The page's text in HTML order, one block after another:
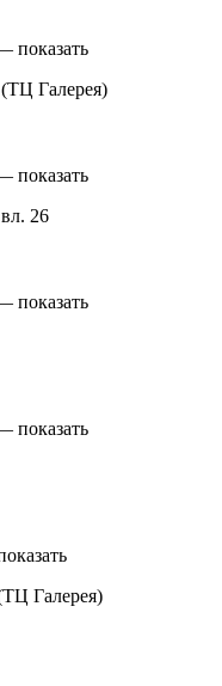
показать
Галерея)
показать
26
показать
показать
Галерея)